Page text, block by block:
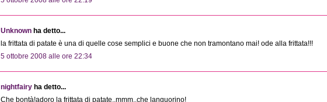
Unknown ha detto...
la frittata di patate è una di quelle cose semplici e buone che non tramontano mai! ode alla frittata!!!
5 ottobre 2008 alle ore 22:34
nightfairy ha detto...
Che bontà!adoro la frittata di patate..mmm..che languorino!